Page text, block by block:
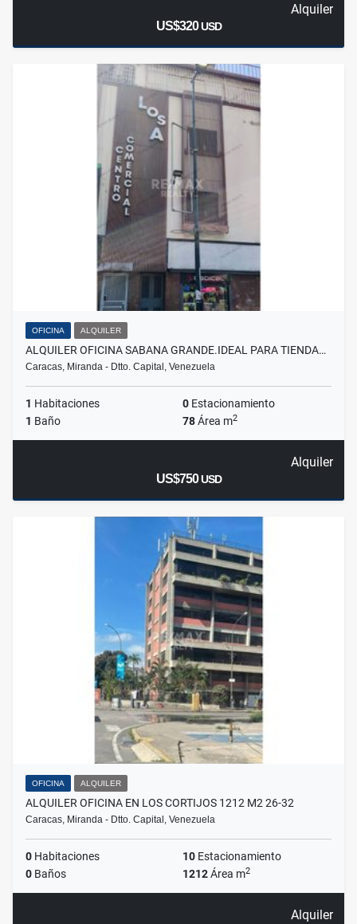
Alquiler
US$320USD
OFICINA ALQUILER
ALQUILER OFICINA SABANA GRANDE.IDEAL PARA TIENDA…
Caracas, Miranda - Dtto. Capital, Venezuela
1 Habitaciones 0 Estacionamiento
1 Baño 78Área m2
Alquiler
US$750USD
OFICINA ALQUILER
ALQUILER OFICINA EN LOS CORTIJOS 1212 M2 26-32
Caracas, Miranda - Dtto. Capital, Venezuela
0 Habitaciones 10 Estacionamiento
0 Baños 1212Área m2
Alquiler